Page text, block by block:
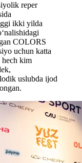
reper
ikki yilda
COLORS
uchun katta
hech kim
uslubda ijod